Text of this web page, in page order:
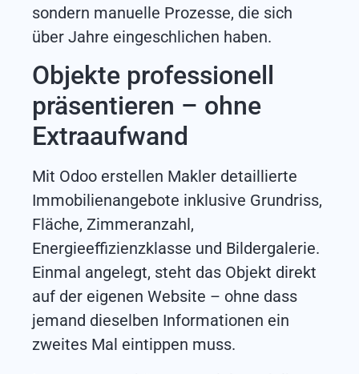
sondern manuelle Prozesse, die sich
über Jahre eingeschlichen haben.
Objekte professionell
präsentieren – ohne
Extraaufwand
Mit Odoo erstellen Makler detaillierte
Immobilienangebote inklusive Grundriss,
Fläche, Zimmeranzahl,
Energieeffizienzklasse und Bildergalerie.
Einmal angelegt, steht das Objekt direkt
auf der eigenen Website – ohne dass
jemand dieselben Informationen ein
zweites Mal eintippen muss.